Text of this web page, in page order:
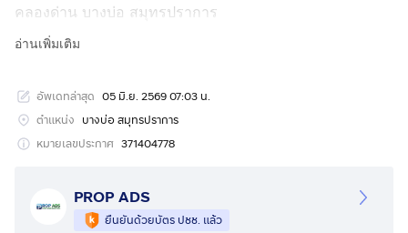
คลองด่าน บางบ่อ สมุทรปราการ
แผนที่ : https://maps.app.goo.gl/LRniNaAZjy5FfKZu6?
g_st=il
(อาคารโชว์รูมรถยนต์)
อ่านเพิ่มเติม
อัพเดทล่าสุด 05 มิ.ย. 2569 07:03 น.
ตำแหน่ง บางบ่อ สมุทรปราการ
หมายเลขประกาศ 371404778
PROP ADS
ยืนยันด้วยบัตร ปชช. แล้ว